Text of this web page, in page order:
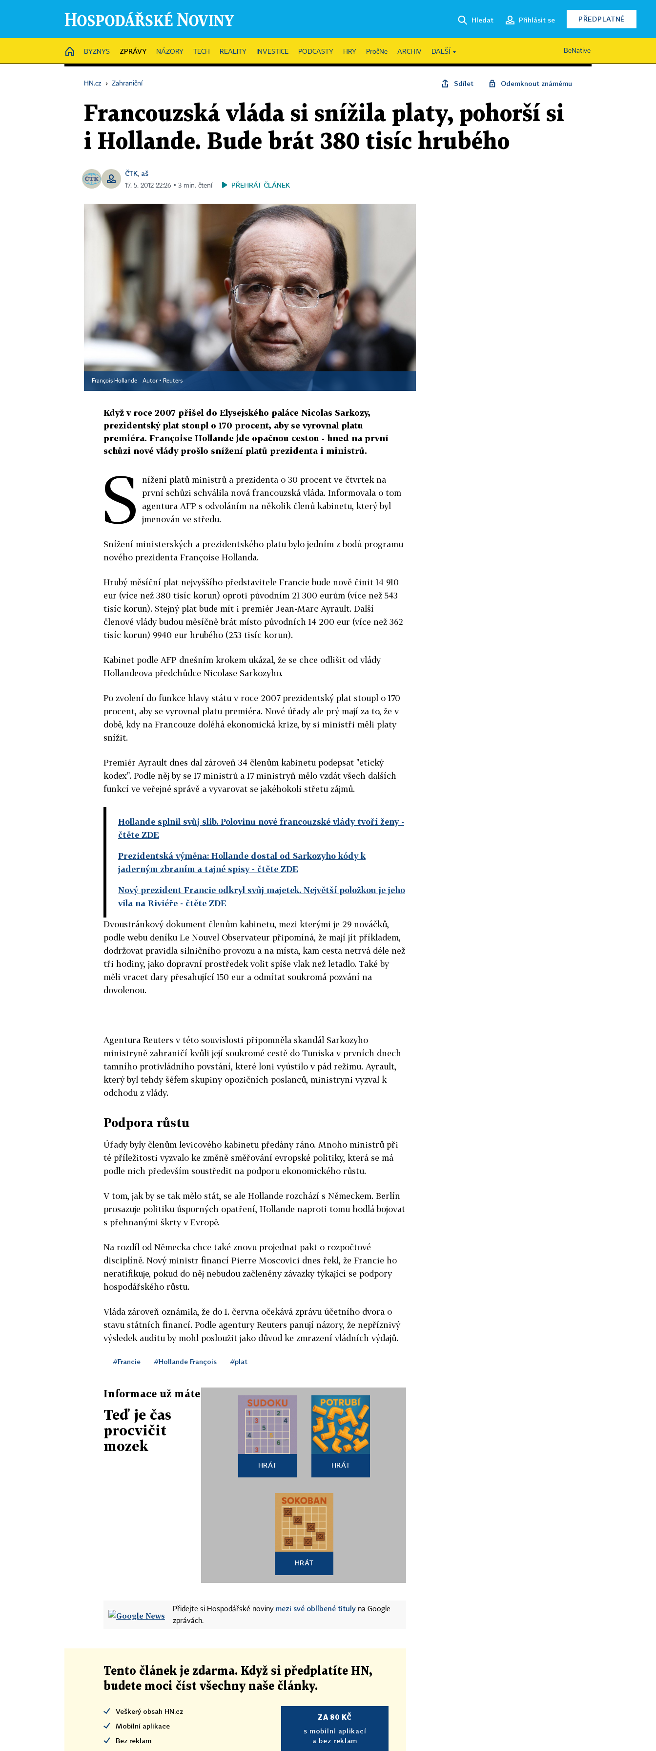
Hledat Přihlásit se PŘEDPLATNÉ
HOME
BYZNYS ZPRÁVY NÁZORY TECH REALITY INVESTICE PODCASTY HRY PročNe ARCHIV DALŠÍ BeNative
HN.cz › Zahraniční Sdílet Odemknout známému
Francouzská vláda si snížila platy, pohorší si
i Hollande. Bude brát 380 tisíc hrubého
ČTK, aš
17. 5. 2012 22:26 ▪ 3 min. čtení PŘEHRÁT ČLÁNEK
François Hollande Autor ▪ Reuters
Když v roce 2007 přišel do Elysejského paláce Nicolas Sarkozy,
prezidentský plat stoupl o 170 procent, aby se vyrovnal platu
premiéra. Françoise Hollande jde opačnou cestou - hned na první
schůzi nové vlády prošlo snížení platů prezidenta i ministrů.
S
nížení platů ministrů a prezidenta o 30 procent ve čtvrtek na
první schůzi schválila nová francouzská vláda. Informovala o tom
agentura AFP s odvoláním na několik členů kabinetu, který byl
jmenován ve středu.
Snížení ministerských a prezidentského platu bylo jedním z bodů programu
nového prezidenta Françoise Hollanda.
Hrubý měsíční plat nejvyššího představitele Francie bude nově činit 14 910
eur (více než 380 tisíc korun) oproti původním 21 300 eurům (více než 543
tisíc korun). Stejný plat bude mít i premiér Jean-Marc Ayrault. Další
členové vlády budou měsíčně brát místo původních 14 200 eur (více než 362
tisíc korun) 9940 eur hrubého (253 tisíc korun).
Kabinet podle AFP dnešním krokem ukázal, že se chce odlišit od vlády
Hollandeova předchůdce Nicolase Sarkozyho.
Po zvolení do funkce hlavy státu v roce 2007 prezidentský plat stoupl o 170
procent, aby se vyrovnal platu premiéra. Nové úřady ale prý mají za to, že v
době, kdy na Francouze doléhá ekonomická krize, by si ministři měli platy
snížit.
Premiér Ayrault dnes dal zároveň 34 členům kabinetu podepsat "etický
kodex". Podle něj by se 17 ministrů a 17 ministryň mělo vzdát všech dalších
funkcí ve veřejné správě a vyvarovat se jakéhokoli střetu zájmů.
Hollande splnil svůj slib. Polovinu nové francouzské vlády tvoří ženy-
čtěte ZDE
Prezidentská výměna: Hollande dostal od Sarkozyho kódy k
jaderným zbraním a tajné spisy- čtěte ZDE
Nový prezident Francie odkryl svůj majetek. Největší položkou je jeho
vila na Riviéře - čtěte ZDE
Dvoustránkový dokument členům kabinetu, mezi kterými je 29 nováčků,
podle webu deníku Le Nouvel Observateur připomíná, že mají jít příkladem,
dodržovat pravidla silničního provozu a na místa, kam cesta netrvá déle než
tři hodiny, jako dopravní prostředek volit spíše vlak než letadlo. Také by
měli vracet dary přesahující 150 eur a odmítat soukromá pozvání na
dovolenou.
Agentura Reuters v této souvislosti připomněla skandál Sarkozyho
ministryně zahraničí kvůli její soukromé cestě do Tuniska v prvních dnech
tamního protivládního povstání, které loni vyústilo v pád režimu. Ayrault,
který byl tehdy šéfem skupiny opozičních poslanců, ministryni vyzval k
odchodu z vlády.
Podpora růstu
Úřady byly členům levicového kabinetu předány ráno. Mnoho ministrů při
té příležitosti vyzvalo ke změně směřování evropské politiky, která se má
podle nich především soustředit na podporu ekonomického růstu.
V tom, jak by se tak mělo stát, se ale Hollande rozchází s Německem. Berlín
prosazuje politiku úsporných opatření, Hollande naproti tomu hodlá bojovat
s přehnanými škrty v Evropě.
Na rozdíl od Německa chce také znovu projednat pakt o rozpočtové
disciplíně. Nový ministr financí Pierre Moscovici dnes řekl, že Francie ho
neratifikuje, pokud do něj nebudou začleněny závazky týkající se podpory
hospodářského růstu.
Vláda zároveň oznámila, že do 1. června očekává zprávu účetního dvora o
stavu státních financí. Podle agentury Reuters panují názory, že nepříznivý
výsledek auditu by mohl posloužit jako důvod ke zmrazení vládních výdajů.
#Francie #Hollande François #plat
Informace už máte
Teď je čas
procvičit
mozek
HRÁT HRÁT
HRÁT
Přidejte si Hospodářské noviny mezi své oblíbené tituly na Google
zprávách.
Tento článek je zdarma. Když si předplatíte HN,
budete moci číst všechny naše články.
Veškerý obsah HN.cz
Mobilní aplikace
Bez reklam
ZA 80 KČ
s mobilní aplikací
a bez reklam